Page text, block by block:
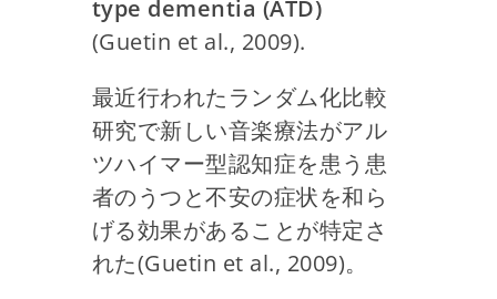
type dementia (ATD)
(Guetin et al., 2009).
最近行われたランダム化比較
研究で新しい音楽療法がアル
ツハイマー型認知症を患う患
者のうつと不安の症状を和ら
げる効果があることが特定さ
れた(Guetin et al., 2009)。